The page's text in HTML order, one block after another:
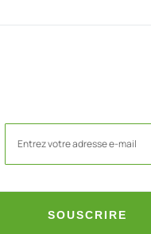
SOUSCRIRE